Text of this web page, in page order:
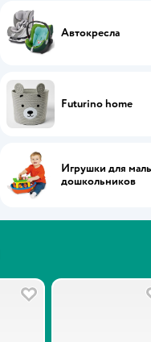
Автокресла
Futurino home
Игрушки для
дошкольников
В избранное